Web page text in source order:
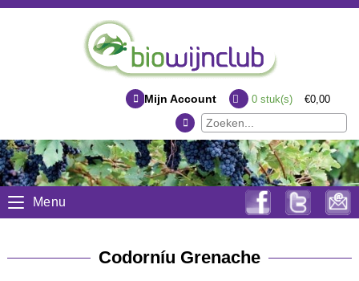
Mijn Account 0stuk(s) €0,00
Menu
Codorníu Grenache